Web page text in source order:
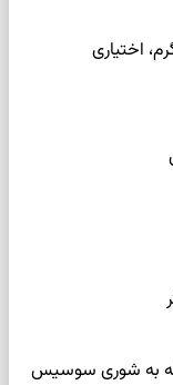
به شوری سوسیس